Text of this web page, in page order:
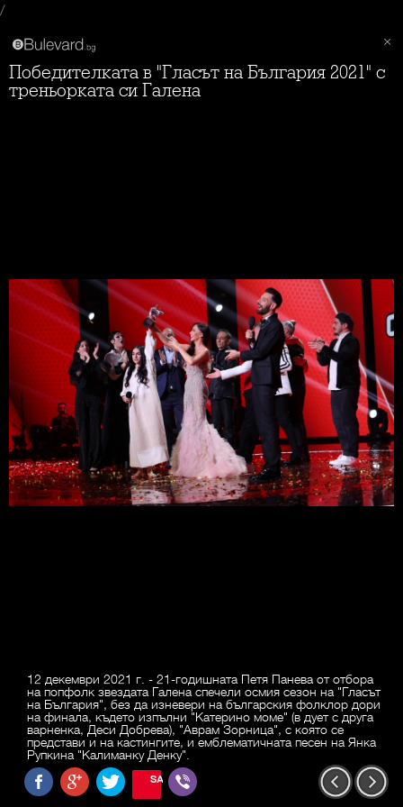
/
Победителката в "Гласът на България 2021" с
треньорката си Галена
12 декември 2021 г. - 21-годишната Петя Панева от отбора
на попфолк звездата Галена спечели осмия сезон на "Гласът
на България", без да изневери на българския фолклор дори
на финала, където изпълни "Катерино моме" (в дует с друга
варненка, Деси Добрева), "Аврам Зорница", с която се
представи и на кастингите, и емблематичната песен на Янка
Рупкина "Калиманку Денку".
SAVE